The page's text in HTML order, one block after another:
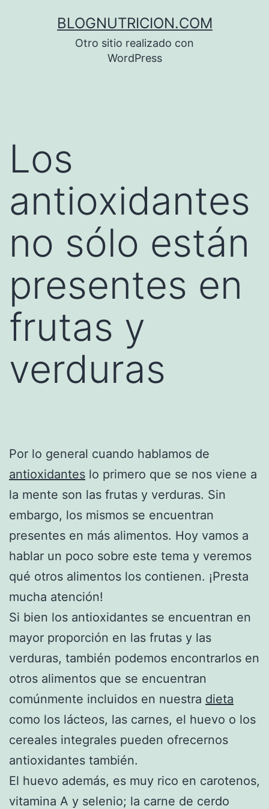
BLOGNUTRICION.COM
Otro sitio realizado con
WordPress
Los
antioxidantes
no sólo están
presentes en
frutas y
verduras
Por lo general cuando hablamos de
antioxidantes lo primero que se nos viene a
la mente son las frutas y verduras. Sin
embargo, los mismos se encuentran
presentes en más alimentos. Hoy vamos a
hablar un poco sobre este tema y veremos
qué otros alimentos los contienen. ¡Presta
mucha atención!
Si bien los antioxidantes se encuentran en
mayor proporción en las frutas y las
verduras, también podemos encontrarlos en
otros alimentos que se encuentran
comúnmente incluidos en nuestra dieta
como los lácteos, las carnes, el huevo o los
cereales integrales pueden ofrecernos
antioxidantes también.
El huevo además, es muy rico en carotenos,
vitamina A y selenio; la carne de cerdo